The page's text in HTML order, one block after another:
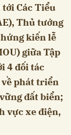
Các Tiểu
Thủ tướng
kiến lễ
giữa Tập
4 đối tác
phát triển
đất biển;
vực xe điện,